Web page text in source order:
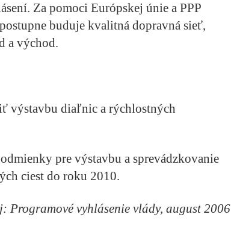
Za pomoci Európskej únie a PPP
buduje kvalitná dopravná sieť,
a východ.
výstavbu diaľnic a rýchlostných
pre výstavbu a sprevádzkovanie
ciest do roku 2010.
Programové vyhlásenie vlády, august 2006